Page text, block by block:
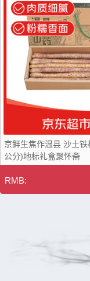
京鲜生焦作温县 沙土
公分)地标礼盒聚怀斋
RMB: